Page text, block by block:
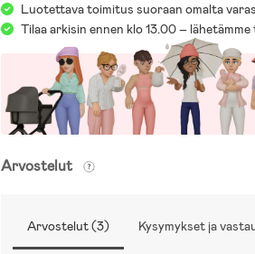
Luotettava toimitus suoraan omalta
Tilaa arkisin ennen klo 13.00 –
Arvostelut
Arvostelut (3) Kysymykset ja